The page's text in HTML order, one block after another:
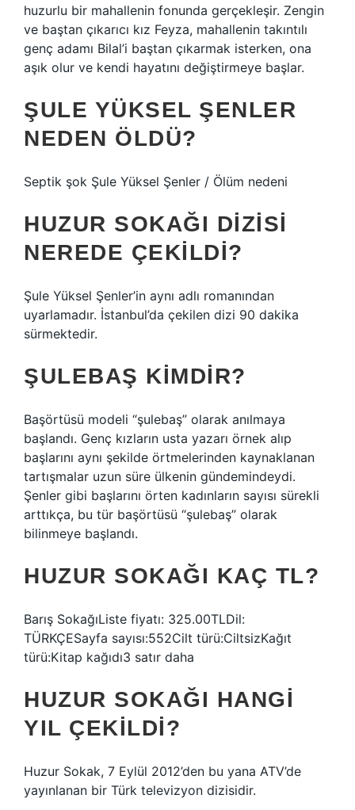
huzurlu bir mahallenin fonunda gerçekleşir. Zengin
ve baştan çıkarıcı kız Feyza, mahallenin takıntılı
genç adamı Bilal’i baştan çıkarmak isterken, ona
aşık olur ve kendi hayatını değiştirmeye başlar.
ŞULE YÜKSEL ŞENLER
NEDEN ÖLDÜ?
Septik şok Şule Yüksel Şenler / Ölüm nedeni
HUZUR SOKAĞI DIZISI
NEREDE ÇEKILDI?
Şule Yüksel Şenler’in aynı adlı romanından
uyarlamadır. İstanbul’da çekilen dizi 90 dakika
sürmektedir.
ŞULEBAŞ KIMDIR?
Başörtüsü modeli “şulebaş” olarak anılmaya
başlandı. Genç kızların usta yazarı örnek alıp
başlarını aynı şekilde örtmelerinden kaynaklanan
tartışmalar uzun süre ülkenin gündemindeydi.
Şenler gibi başlarını örten kadınların sayısı sürekli
arttıkça, bu tür başörtüsü “şulebaş” olarak
bilinmeye başlandı.
HUZUR SOKAĞI KAÇ TL?
Barış SokağıListe fiyatı: 325.00TLDil:
TÜRKÇESayfa sayısı:552Cilt türü:CiltsizKağıt
türü:Kitap kağıdı3 satır daha
HUZUR SOKAĞI HANGI
YIL ÇEKILDI?
Huzur Sokak, 7 Eylül 2012’den bu yana ATV’de
yayınlanan bir Türk televizyon dizisidir.